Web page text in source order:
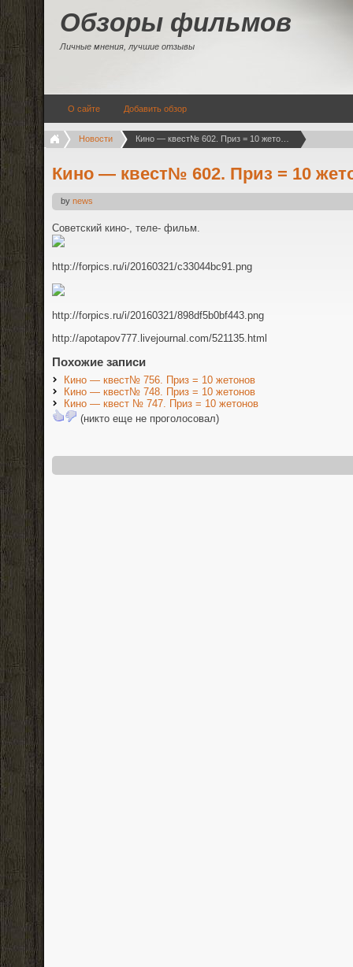
Обзоры фильмов
Личные мнения, лучшие отзывы
О сайте Добавить обзор
Новости
Кино — квест№ 602. Приз = 10
by news
Советский кино-, теле- фильм.
http://forpics.ru/i/20160321/c33044bc91.png
http://forpics.ru/i/20160321/898df5b0bf443.png
http://apotapov777.livejournal.com/521135.html
Похожие записи
Кино — квест№ 756. Приз = 10 жетонов
Кино — квест№ 748. Приз = 10 жетонов
Кино — квест № 747. Приз = 10 жетонов
(никто еще не проголосовал)